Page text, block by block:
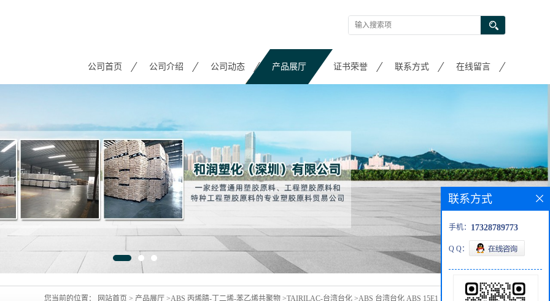
公司首页 公司介绍 公司动态 产品展厅 证书荣誉 联系方式 在线留言
您当前的位置： 网站首页 > 产品展厅 >ABS 丙烯腈-丁二烯-苯乙烯共聚物 >TAIRILAC-台湾台化 >ABS 台湾台化 ABS 15E1 高光泽 高
联系方式
手机： 17328789773
Q Q：